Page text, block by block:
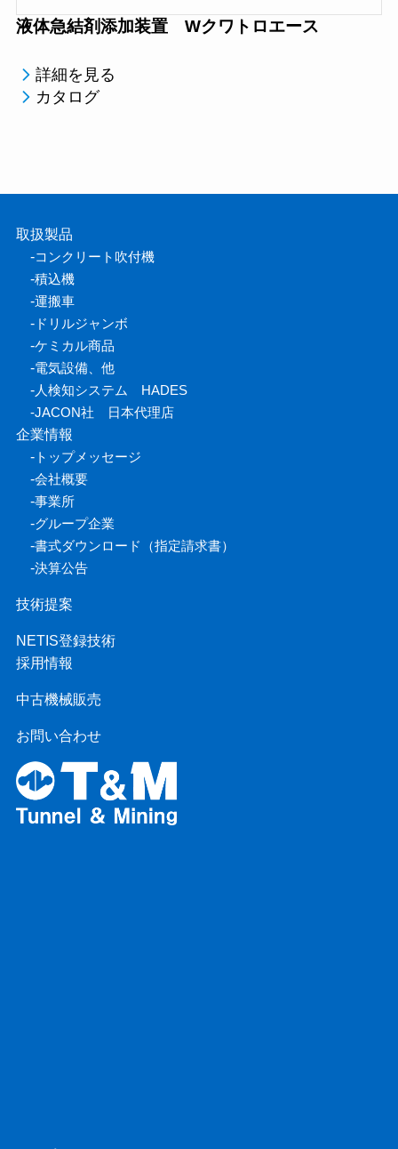
液体急結剤添加装置 Wクワトロエース
詳細を見る
カタログ
取扱製品
-コンクリート吹付機
-積込機
-運搬車
-ドリルジャンボ
-ケミカル商品
-電気設備、他
-人検知システム HADES
-JACON社 日本代理店
企業情報
-トップメッセージ
-会社概要
-事業所
-グループ企業
-書式ダウンロード（指定請求書）
-決算公告
技術提案
NETIS登録技術
採用情報
中古機械販売
お問い合わせ